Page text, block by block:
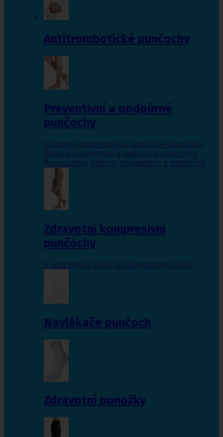
Antitrombotické punčochy
Preventivní a podpůrné
punčochy
Stehenní preventivní a podpůrné punčochy,
Lýtkové preventivní a podpůrné punčochy,
Punčochové kalhoty preventivní a podpůrné
Zdravotní kompresivní
punčochy
II. kompresní třída III. kompresivní třída
Navlékače punčoch
Zdravotní ponožky